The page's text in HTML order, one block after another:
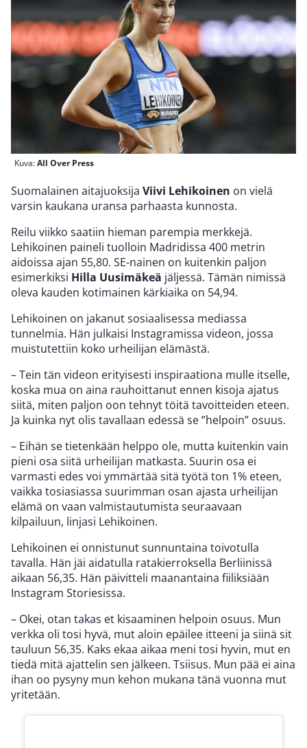
Kuva:All Over Press
Suomalainen aitajuoksija Viivi Lehikoinen on vielä
varsin kaukana uransa parhaasta kunnosta.
Reilu viikko saatiin hieman parempia merkkejä.
Lehikoinen paineli tuolloin Madridissa 400 metrin
aidoissa ajan 55,80. SE-nainen on kuitenkin paljon
esimerkiksi Hilla Uusimäkeä jäljessä. Tämän nimissä
oleva kauden kotimainen kärkiaika on 54,94.
Lehikoinen on jakanut sosiaalisessa mediassa
tunnelmia. Hän julkaisi Instagramissa videon, jossa
muistutettiin koko urheilijan elämästä.
– Tein tän videon erityisesti inspiraationa mulle itselle,
koska mua on aina rauhoittanut ennen kisoja ajatus
siitä, miten paljon oon tehnyt töitä tavoitteiden eteen.
Ja kuinka nyt olis tavallaan edessä se ”helpoin” osuus.
– Eihän se tietenkään helppo ole, mutta kuitenkin vain
pieni osa siitä urheilijan matkasta. Suurin osa ei
varmasti edes voi ymmärtää sitä työtä ton 1% eteen,
vaikka tosiasiassa suurimman osan ajasta urheilijan
elämä on vaan valmistautumista seuraavaan
kilpailuun, linjasi Lehikoinen.
Lehikoinen ei onnistunut sunnuntaina toivotulla
tavalla. Hän jäi aidatulla ratakierroksella Berliinissä
aikaan 56,35. Hän päivitteli maanantaina fiiliksiään
Instagram Storiesissa.
– Okei, otan takas et kisaaminen helpoin osuus. Mun
verkka oli tosi hyvä, mut aloin epäilee itteeni ja siinä sit
tauluun 56,35. Kaks ekaa aikaa meni tosi hyvin, mut en
tiedä mitä ajattelin sen jälkeen. Tsiisus. Mun pää ei aina
ihan oo pysyny mun kehon mukana tänä vuonna mut
yritetään.